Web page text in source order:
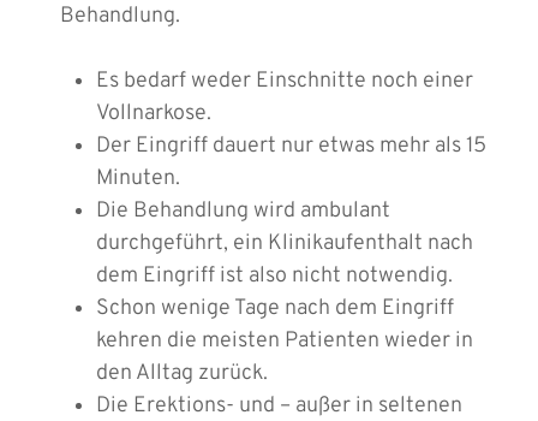
Behandlung.
Es bedarf weder Einschnitte noch einer
Vollnarkose.
Der Eingriff dauert nur etwas mehr als 15
Minuten.
Die Behandlung wird ambulant
durchgeführt, ein Klinikaufenthalt nach
dem Eingriff ist also nicht notwendig.
Schon wenige Tage nach dem Eingriff
kehren die meisten Patienten wieder in
den Alltag zurück.
Die Erektions- und – außer in seltenen